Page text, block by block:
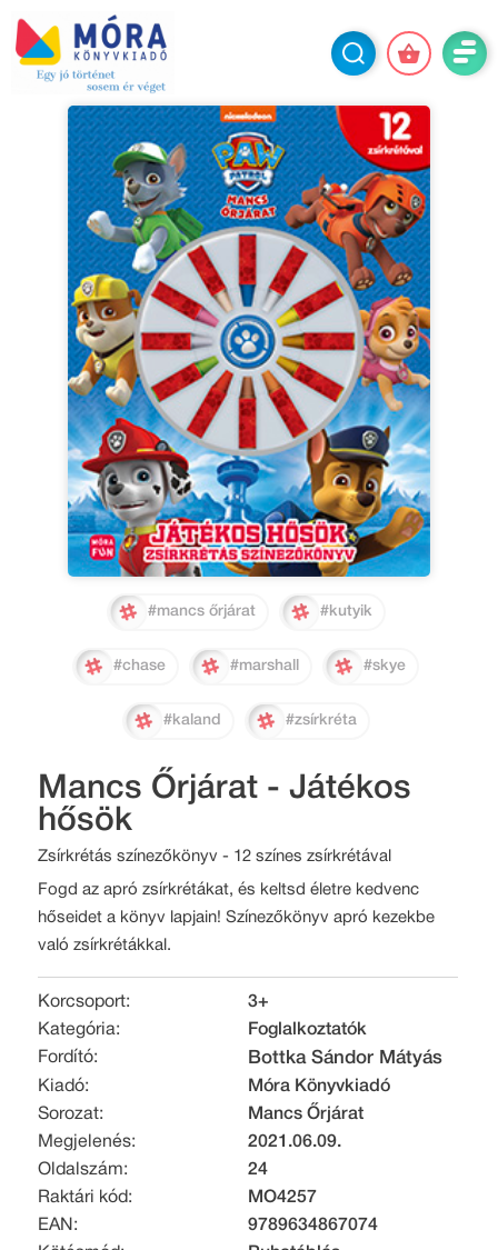
#mancs őrjárat #kutyik
#chase #marshall #skye
#kaland #zsírkréta
Mancs Őrjárat - Játékos
hősök
Zsírkrétás színezőkönyv - 12 színes zsírkrétával
Fogd az apró zsírkrétákat, és keltsd életre kedvenc
hőseidet a könyv lapjain! Színezőkönyv apró kezekbe
való zsírkrétákkal.
Korcsoport:
3+
Kategória:
Foglalkoztatók
Fordító:
Bottka Sándor Mátyás
Kiadó:
Móra Könyvkiadó
Sorozat:
Mancs Őrjárat
Megjelenés:
2021.06.09.
Oldalszám:
24
Raktári kód:
MO4257
EAN:
9789634867074